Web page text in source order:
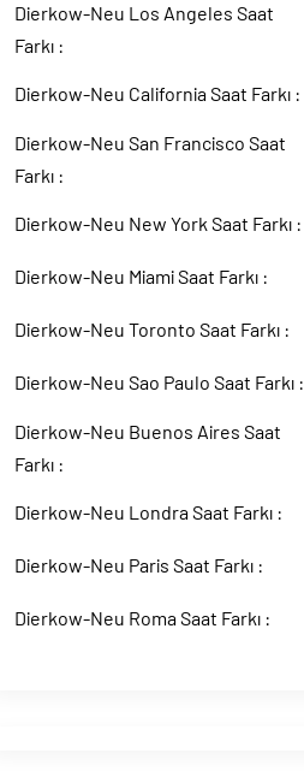
Dierkow-Neu Los Angeles Saat
Farkı :
Dierkow-Neu California Saat Farkı :
Dierkow-Neu San Francisco Saat
Farkı :
Dierkow-Neu New York Saat Farkı :
Dierkow-Neu Miami Saat Farkı :
Dierkow-Neu Toronto Saat Farkı :
Dierkow-Neu Sao Paulo Saat Farkı :
Dierkow-Neu Buenos Aires Saat
Farkı :
Dierkow-Neu Londra Saat Farkı :
Dierkow-Neu Paris Saat Farkı :
Dierkow-Neu Roma Saat Farkı :